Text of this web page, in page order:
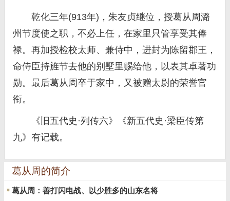
乾化三年(913年)，朱友贞继位，授葛从周潞
州节度使之职，不必上任，在家里只管享受其俸
禄。再加授检校太师、兼侍中，进封为陈留郡王，
命侍臣持旌节去他的别墅里赐给他，以表其卓著功
勋。最后葛从周卒于家中，又被赠太尉的荣誉官
衔。
《旧五代史·列传六》《新五代史·梁臣传第
九》有记载。
葛从周的简介
葛从周：善打闪电战、以少胜多的山东名将